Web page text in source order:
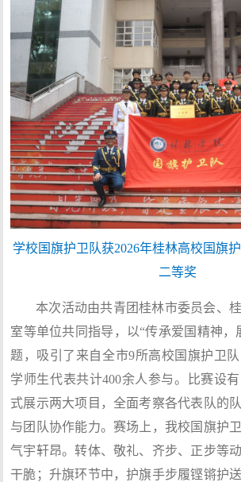
学校国旗护卫队获2026年桂林高校国旗
二等奖
本次活动由共青团桂林市委员会、
室等单位共同指导，以“传承爱国精神，
题，吸引了来自全市9所高校国旗护卫
学师生代表共计400余人参与。比赛设
式展示两大项目，全面考察各代表队的
与团队协作能力。赛场上，我校国旗护
气宇轩昂。转体、敬礼、齐步、正步等
干脆；升旗环节中，护旗手步履铿锵护